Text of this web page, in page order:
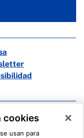
cookies
usan para